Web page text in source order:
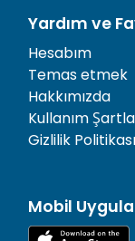
Yardım ve
Hesabım
Temas etmek
Hakkımızda
Kullanım
Gizlilik Politikası
Mobil